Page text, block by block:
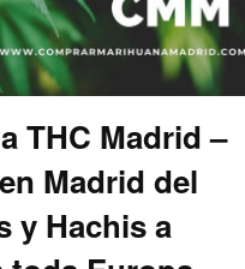
THC Madrid –
Madrid del
y Hachis a